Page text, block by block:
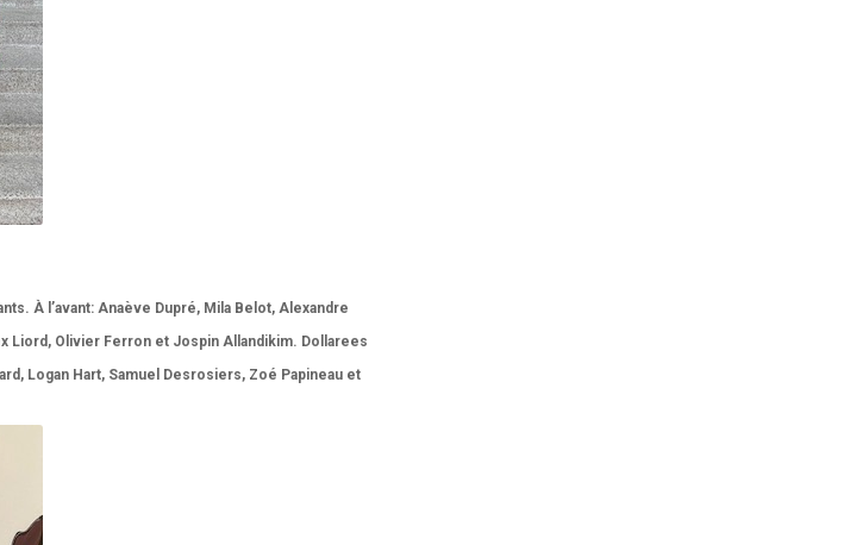
À l’avant: Anaève Dupré, Mila Belot, Alexandre
Liord, Olivier Ferron et Jospin Allandikim. Dollarees
Logan Hart, Samuel Desrosiers, Zoé Papineau et